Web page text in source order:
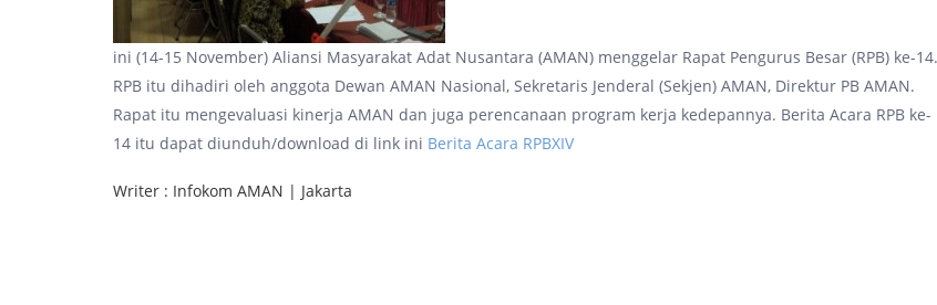
ini (14-15 November) Aliansi Masyarakat Adat Nusantara (AMAN) menggelar Rapat Pengurus Besar (RPB) ke-14.
RPB itu dihadiri oleh anggota Dewan AMAN Nasional, Sekretaris Jenderal (Sekjen) AMAN, Direktur PB AMAN.
Rapat itu mengevaluasi kinerja AMAN dan juga perencanaan program kerja kedepannya. Berita Acara RPB ke-
14 itu dapat diunduh/download di link ini Berita Acara RPBXIV
Writer : Infokom AMAN | Jakarta